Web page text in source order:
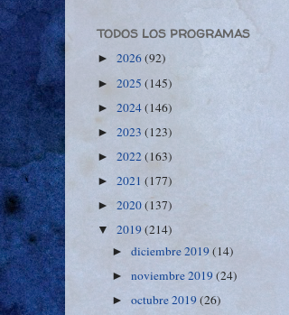
TODOS LOS PROGRAMAS
► 2026(92)
► 2025 (145)
► 2024(146)
► 2023 (123)
► 2022(163)
► 2021 (177)
► 2020(137)
▼ 2019(214)
►diciembre 2019(14)
►noviembre 2019(24)
►octubre 2019(26)